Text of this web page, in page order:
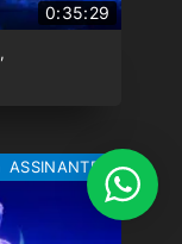
0:35:29
ASSINANTES